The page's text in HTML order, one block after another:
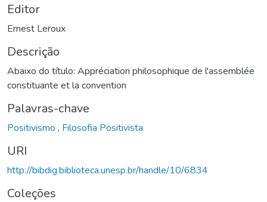
Editor
Ernest Leroux
Descrição
Abaixo do título: Appréciation philosophique de l'assemblée
constituante et la convention
Palavras-chave
Positivismo , Filosofia Positivista
URI
http://bibdig.biblioteca.unesp.br/handle/10/6834
Coleções